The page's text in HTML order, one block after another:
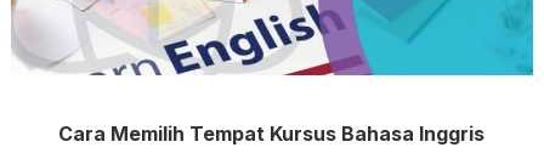
Cara Memilih Tempat Kursus Bahasa Inggris